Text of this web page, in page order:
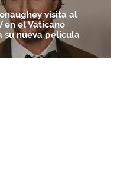
visita al
en el Vaticano
su nueva película